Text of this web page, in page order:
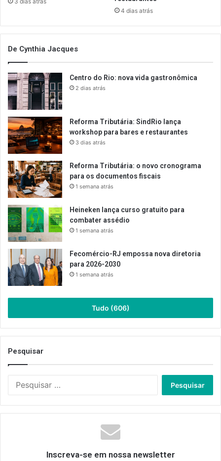
4 dias atrás
De Cynthia Jacques
Centro do Rio: nova vida gastronômica
2 dias atrás
Reforma Tributária: SindRio lança
workshop para bares e restaurantes
3 dias atrás
Reforma Tributária: o novo cronograma
para os documentos fiscais
1 semana atrás
Heineken lança curso gratuito para
combater assédio
1 semana atrás
Fecomércio-RJ empossa nova diretoria
para 2026-2030
1 semana atrás
Tudo (606)
Pesquisar
Inscreva-se em nossa newsletter